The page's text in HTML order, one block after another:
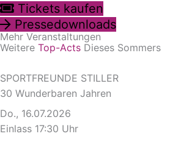
Tickets kaufen
Pressedownloads
Mehr Veranstaltungen
Weitere Top-Acts Dieses Sommers
SPORTFREUNDE STILLER
30 Wunderbaren Jahren
Do., 16.07.2026
Einlass 17:30 Uhr